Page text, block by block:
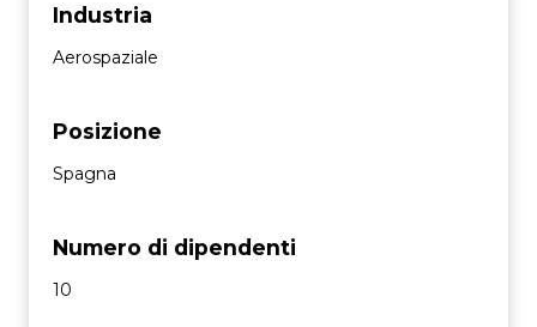
Industria
Aerospaziale
Posizione
Spagna
Numero di dipendenti
10